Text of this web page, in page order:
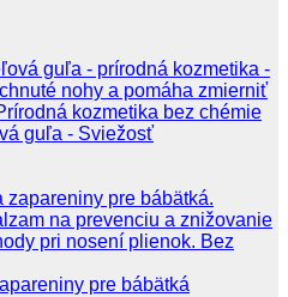
guľa - Sviežosť
pre bábätká